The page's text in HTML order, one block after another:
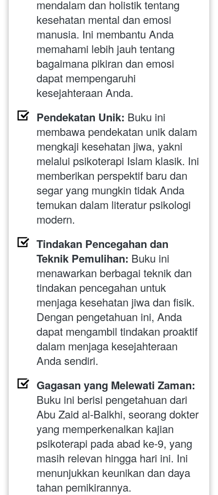
mendalam dan holistik tentang
kesehatan mental dan emosi
manusia. Ini membantu Anda
memahami lebih jauh tentang
bagaimana pikiran dan emosi
dapat mempengaruhi
kesejahteraan Anda.
Pendekatan Unik: Buku ini
membawa pendekatan unik dalam
mengkaji kesehatan jiwa, yakni
melalui psikoterapi Islam klasik. Ini
memberikan perspektif baru dan
segar yang mungkin tidak Anda
temukan dalam literatur psikologi
modern.
Tindakan Pencegahan dan
Teknik Pemulihan: Buku ini
menawarkan berbagai teknik dan
tindakan pencegahan untuk
menjaga kesehatan jiwa dan fisik.
Dengan pengetahuan ini, Anda
dapat mengambil tindakan proaktif
dalam menjaga kesejahteraan
Anda sendiri.
Gagasan yang Melewati Zaman:
Buku ini berisi pengetahuan dari
Abu Zaid al-Balkhi, seorang dokter
yang memperkenalkan kajian
psikoterapi pada abad ke-9, yang
masih relevan hingga hari ini. Ini
menunjukkan keunikan dan daya
tahan pemikirannya.